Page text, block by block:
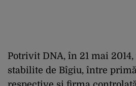
Potrivit DNA, în 21 mai
stabilite de Bîgiu, între